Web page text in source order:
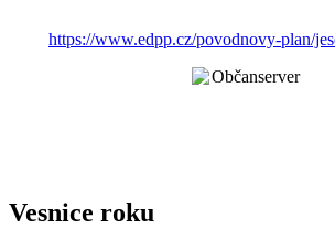
https://www.edpp.cz/povodnovy-plan/
Vesnice roku